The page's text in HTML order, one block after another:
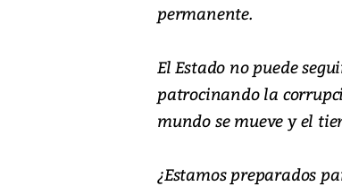
permanente.
El Estado no puede
patrocinando la
mundo se mueve y el
¿Estamos preparados